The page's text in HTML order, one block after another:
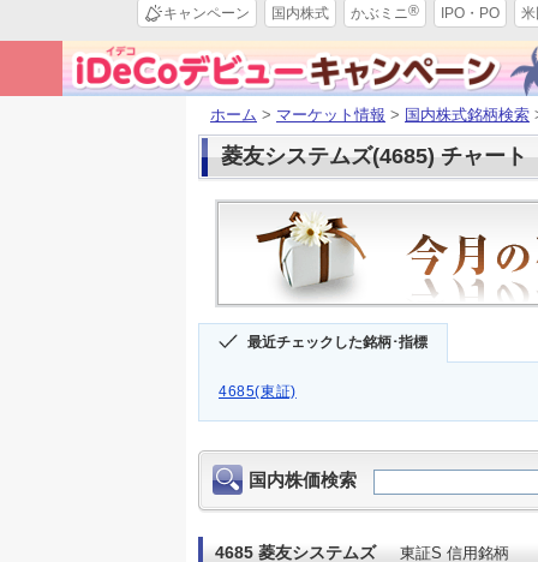
キャンペーン 国内株式 かぶミニ® IPO・PO
ホーム > マーケット情報 > 国内株式銘柄検索
菱友システムズ(4685) チャート
最近チェックした銘柄･指標
4685(東証)